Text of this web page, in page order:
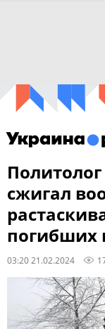
сжигал
погибших
03:20 21.02.2024